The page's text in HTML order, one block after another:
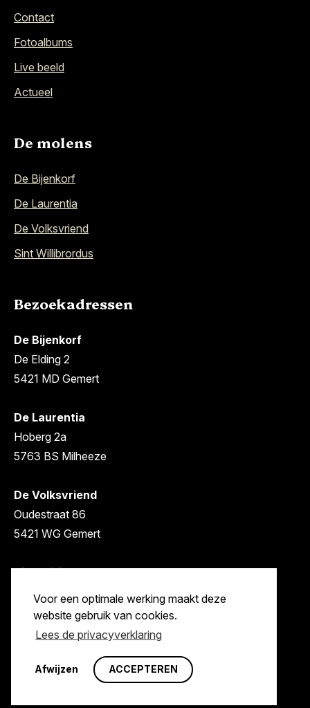
Voor een optimale werking maakt deze
website gebruik van cookies.
Lees de privacyverklaring
Afwijzen ACCEPTEREN
Contact
Fotoalbums
Live beeld
Actueel
De molens
De Bijenkorf
De Laurentia
De Volksvriend
Sint Willibrordus
Bezoekadressen
De Bijenkorf
De Elding 2
5421 MD Gemert
De Laurentia
Hoberg 2a
5763 BS Milheeze
De Volksvriend
Oudestraat 86
5421 WG Gemert
Sint Willibrordus
Achter de Molen 1
5761 CJ Bakel
© 2026 molenstichtinggemert-bakel.nl | Alle rechten
voorbehouden |Cookies